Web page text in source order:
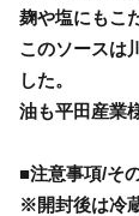
麹や塩にもこ
このソースは
した。
油も平田産業
■注意事項/そ
※開封後は冷